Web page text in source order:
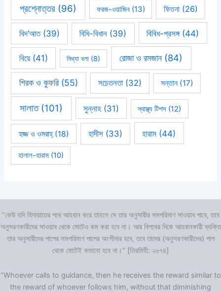
প্রশ্নোত্তর (96) ফরজ-ওয়াজিব(13) ফিতনা(26)
বিদ’আত(39) বিধি-বিধান (39) বিবিধ-প্রসঙ্গ(44)
বিয়ে(41) মিথ্যা বলা(8) রোজা ও রমজান (84)
শিরক ও কুফরি(55) সচেতনতা(32) সন্তান(17)
সালাত(101) সুন্নাহ (31) স্বাস্থ্য টিপস (12)
হজ্জ ও ওমরাহ্‌(18) হাদীস(33) হারাম (44)
হালাল-হারাম(10)
“কেউ যদি হিদায়াতের পথে আহবান করে তাহলে সে তার অনুসারীর সমপরিমাণ সাওয়াব পাবে, তবে
অনুসরণকারীদের সাওয়াব থেকে মোটেও কম করা হবে না। আর বিপথের দিকে আহবানকারী ব্যক্তি
তার অনুসারীদের পাপের সমপরিমাণ পাপের অংশীদার হবে, তবে তাদের (অনুসরণকারীদের) পাপ
থেকে মোটেই কমানো হবে না।” [তিরমিযী: ২৬৭৪]
“Whoever calls to guidance, then he receives the reward similar to
the reward of whoever follows him, without that diminishing